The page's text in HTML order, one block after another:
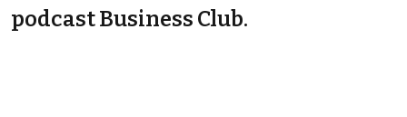
podcast Business Club.